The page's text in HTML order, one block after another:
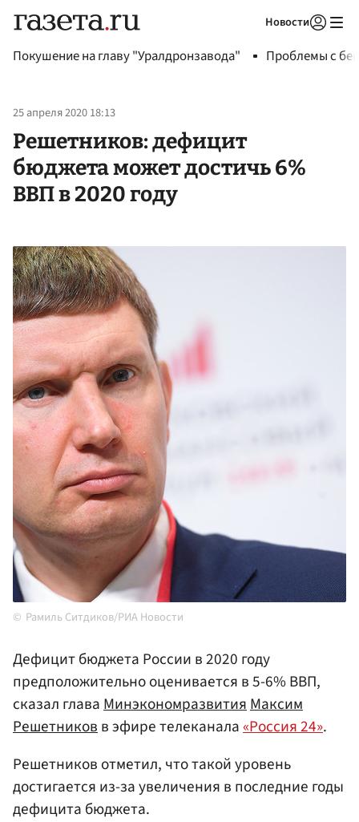
Новости
Покушение на главу "Уралдронзавода" Проблемы с
25 апреля 2020 18:13
Решетников: дефицит
бюджета может достичь 6%
ВВП в 2020 году
Рамиль Ситдиков/РИА Новости
Дефицит бюджета России в 2020 году
предположительно оценивается в 5-6% ВВП,
сказал главаМинэкономразвитияМаксим
Решетниковв эфире телеканала«Россия 24».
Решетников отметил, что такой уровень
достигается из-за увеличения в последние годы
дефицита бюджета.